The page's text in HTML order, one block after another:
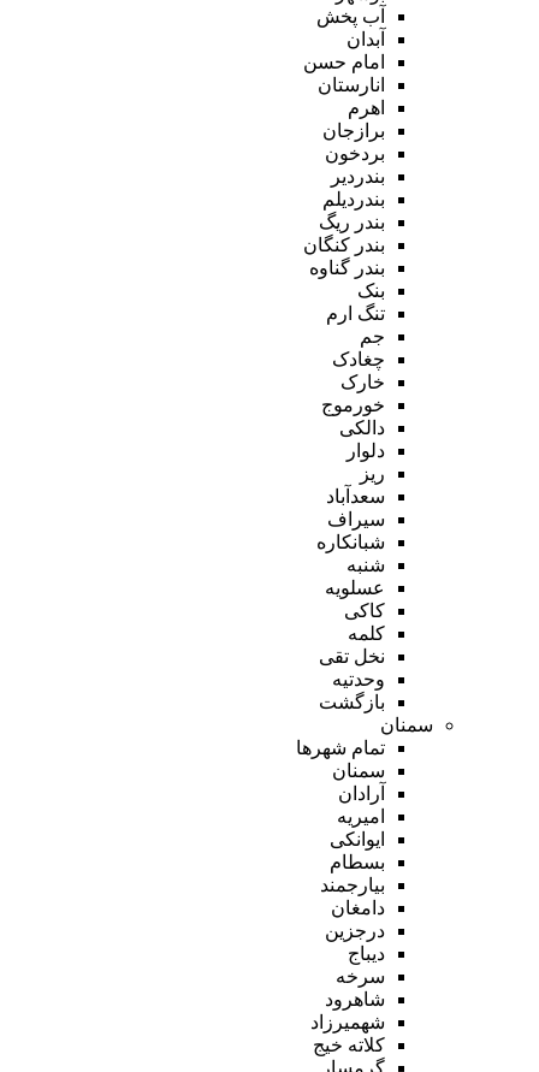
آب پخش
آبدان
امام حسن
انارستان
اهرم
برازجان
بردخون
بندردیر
بندردیلم
بندر ریگ
بندر کنگان
بندر گناوه
بنک
تنگ ارم
جم
چغادک
خارک
خورموج
دالکی
دلوار
ریز
سعدآباد
سیراف
شبانکاره
شنبه
عسلویه
کاکی
کلمه
نخل تقی
وحدتیه
بازگشت
سمنان
تمام شهر‌ها
سمنان
آرادان
امیریه
ایوانکی
بسطام
بیارجمند
دامغان
درجزین
دیباج
سرخه
شاهرود
شهمیرزاد
کلاته خیج
گرمسار